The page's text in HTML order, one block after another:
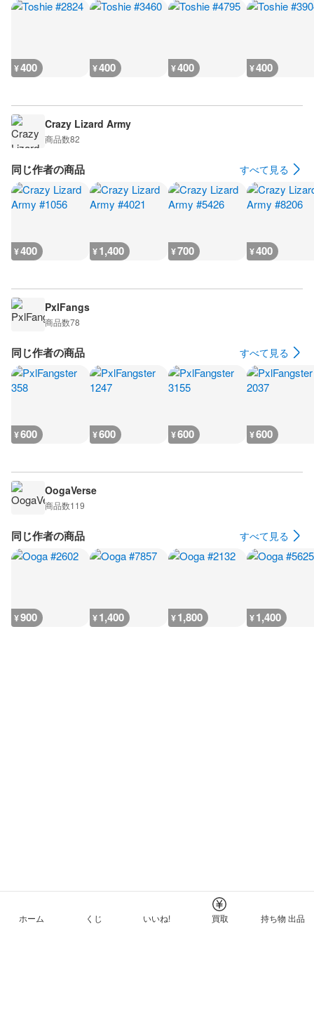
¥400 ¥400 ¥400 ¥400
Crazy Lizard Army
商品数82
同じ作者の商品 すべて見る
¥400 ¥1,400 ¥700 ¥400
PxlFangs
商品数78
同じ作者の商品 すべて見る
¥600 ¥600 ¥600 ¥600
OogaVerse
商品数119
同じ作者の商品 すべて見る
¥900 ¥1,400 ¥1,800 ¥1,400
ホーム くじ いいね! 買取 持ち物 出品